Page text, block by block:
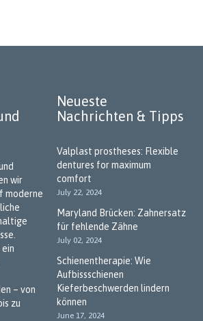
wir
moderne
– von
zu
Neueste
Nachrichten & Tipps
Valplast prostheses: Flexible
dentures for maximum
comfort
July 22, 2024
Maryland Brücken: Zahnersatz
für fehlende Zähne
July 02, 2024
Schienentherapie: Wie
Aufbissschienen
Kieferbeschwerden lindern
können
June 17, 2024